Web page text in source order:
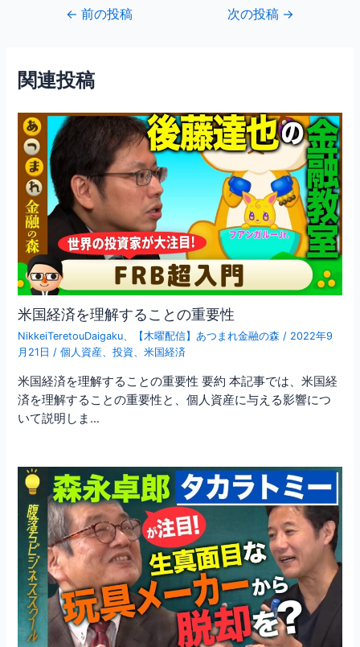
o
o
k
er l
ビ
ゲ
ョ
ン
← 前の投稿 次の投稿 →
関連投稿
米国経済を理解することの重要性
NikkeiTeretouDaigaku、 【木曜配信】あつまれ金融の森 / 2022年9
月21日 /個人資産、投資、米国経済
米国経済を理解することの重要性 要約 本記事では、米国経
済を理解することの重要性と、個人資産に与える影響につ
いて説明しま…